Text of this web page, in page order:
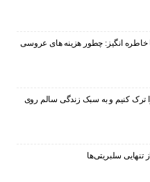
انگیز: چطور هزینه های عروسی
ترک کنیم و به سبک زندگی سالم روی
سلبریتی‌ها